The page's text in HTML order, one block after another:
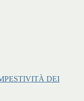
DEI